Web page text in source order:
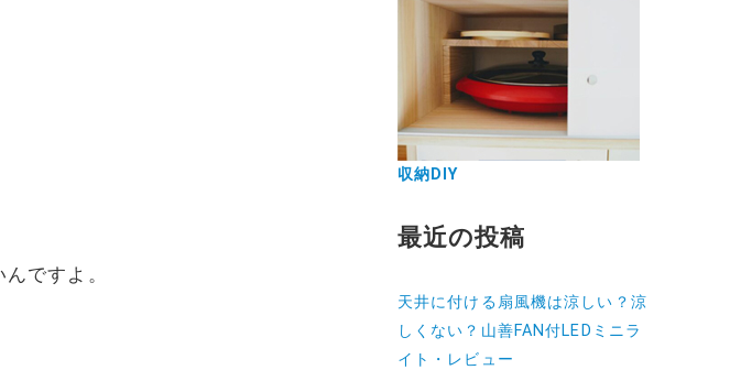
ですよ。
収納DIY
最近の投稿
天井に付ける扇風機は涼しい？涼
しくない？山善FAN付LEDミニラ
イト・レビュー